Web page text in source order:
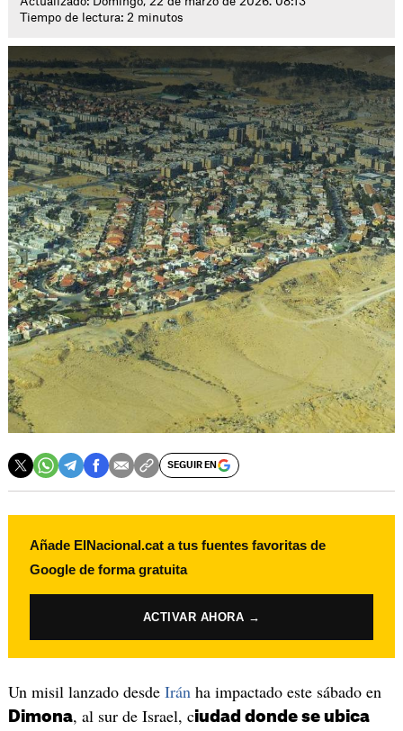
Tiempo de lectura: 2 minutos
SEGUIR EN
Añade ElNacional.cat a tus fuentes favoritas de
Google de forma gratuita
ACTIVAR AHORA →
Un misil lanzado desde Iránha impactado este sábado en
Dimona, al sur de Israel, ciudad donde se ubica